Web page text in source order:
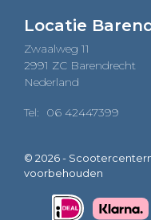
Locatie
Zwaalweg 11
2991 ZC Barendrecht
Nederland
Tel: 06 42447399
© 2026 -
voorbehouden